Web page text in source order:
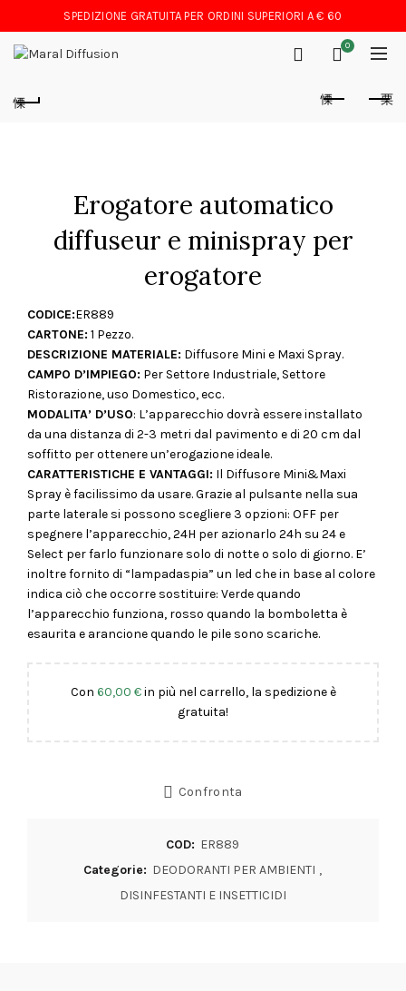
SPEDIZIONE GRATUITA PER ORDINI SUPERIORI A € 60
0
Erogatore automatico
diffuseur e minispray per
erogatore
CODICE:ER889
CARTONE: 1 Pezzo.
DESCRIZIONE MATERIALE: Diffusore Mini e Maxi Spray.
CAMPO D’IMPIEGO: Per Settore Industriale, Settore
Ristorazione, uso Domestico, ecc.
MODALITA’ D’USO: L’apparecchio dovrà essere installato
da una distanza di 2-3 metri dal pavimento e di 20 cm dal
soffitto per ottenere un’erogazione ideale.
CARATTERISTICHE E VANTAGGI: Il Diffusore Mini&Maxi
Spray è facilissimo da usare. Grazie al pulsante nella sua
parte laterale si possono scegliere 3 opzioni: OFF per
spegnere l’apparecchio, 24H per azionarlo 24h su 24 e
Select per farlo funzionare solo di notte o solo di giorno. E’
inoltre fornito di “lampadaspia” un led che in base al colore
indica ciò che occorre sostituire: Verde quando
l’apparecchio funziona, rosso quando la bomboletta è
esaurita e arancione quando le pile sono scariche.
Con 60,00 €in più nel carrello, la spedizione è
gratuita!
Confronta
COD: ER889
Categorie: DEODORANTI PER AMBIENTI ,
DISINFESTANTI E INSETTICIDI